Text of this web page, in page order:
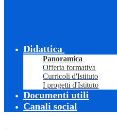
Didattica
Panoramica
Offerta formativa
Curricoli d'Istituto
I progetti d'Istituto
Documenti utili
Canali social